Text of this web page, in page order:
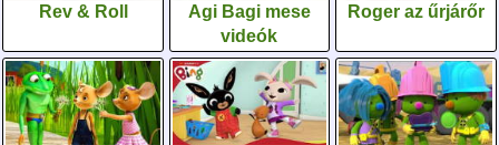
Rev & Roll
Agi Bagi mese
videók
Roger az űrjárőr